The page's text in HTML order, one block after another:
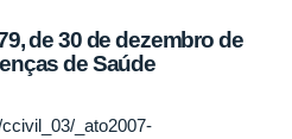
de 30 de dezembro de
de Saúde
_ato2007-